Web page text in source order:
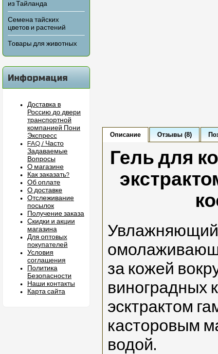
из Тайланда
Семена тайских
цветов и растений
Товары для животных
Информация
Доставка в
Россию до двери
транспортной
компанией Пони
Экспресс
FAQ / Часто
Задаваемые
Вопросы
О магазине
Как заказать?
Об оплате
О доставке
Отслеживание
посылок
Получение заказа
Скидки и акции
магазина
Для оптовых
покупателей
Условия
соглашения
Политика
Безопасности
Наши контакты
Карта сайта
Описание Отзывы (8)
Гель для
Увлажняющий
за кожей
виноградных
эсктрактом
касторовым
водой.